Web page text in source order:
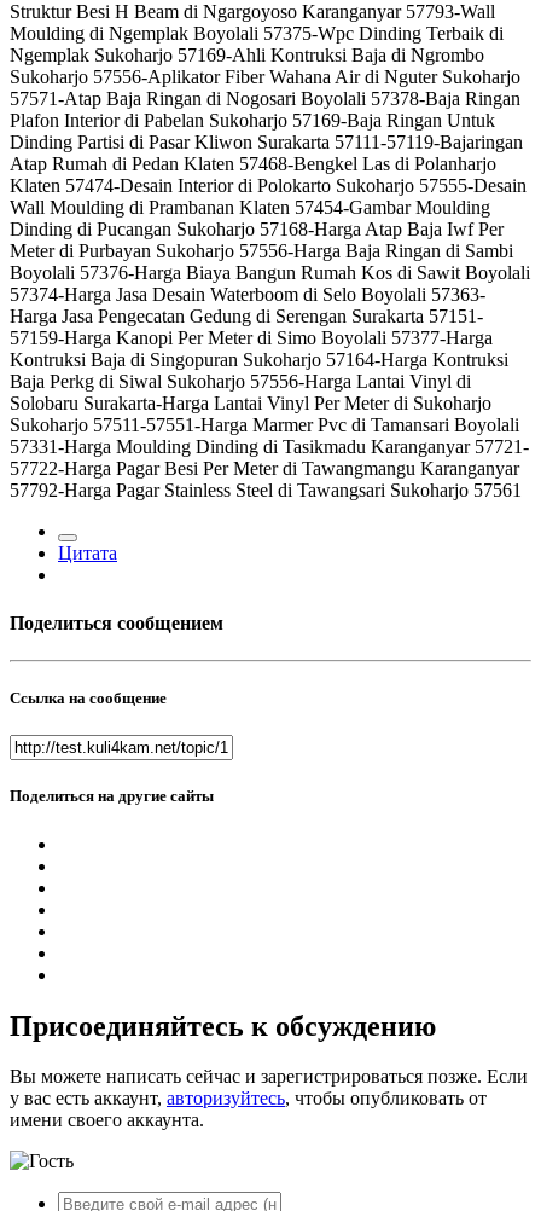
Struktur Besi H Beam di Ngargoyoso Karanganyar 57793-Wall
Moulding di Ngemplak Boyolali 57375-Wpc Dinding Terbaik di
Ngemplak Sukoharjo 57169-Ahli Kontruksi Baja di Ngrombo
Sukoharjo 57556-Aplikator Fiber Wahana Air di Nguter Sukoharjo
57571-Atap Baja Ringan di Nogosari Boyolali 57378-Baja Ringan
Plafon Interior di Pabelan Sukoharjo 57169-Baja Ringan Untuk
Dinding Partisi di Pasar Kliwon Surakarta 57111-57119-Bajaringan
Atap Rumah di Pedan Klaten 57468-Bengkel Las di Polanharjo
Klaten 57474-Desain Interior di Polokarto Sukoharjo 57555-Desain
Wall Moulding di Prambanan Klaten 57454-Gambar Moulding
Dinding di Pucangan Sukoharjo 57168-Harga Atap Baja Iwf Per
Meter di Purbayan Sukoharjo 57556-Harga Baja Ringan di Sambi
Boyolali 57376-Harga Biaya Bangun Rumah Kos di Sawit Boyolali
57374-Harga Jasa Desain Waterboom di Selo Boyolali 57363-
Harga Jasa Pengecatan Gedung di Serengan Surakarta 57151-
57159-Harga Kanopi Per Meter di Simo Boyolali 57377-Harga
Kontruksi Baja di Singopuran Sukoharjo 57164-Harga Kontruksi
Baja Perkg di Siwal Sukoharjo 57556-Harga Lantai Vinyl di
Solobaru Surakarta-Harga Lantai Vinyl Per Meter di Sukoharjo
Sukoharjo 57511-57551-Harga Marmer Pvc di Tamansari Boyolali
57331-Harga Moulding Dinding di Tasikmadu Karanganyar 57721-
57722-Harga Pagar Besi Per Meter di Tawangmangu Karanganyar
57792-Harga Pagar Stainless Steel di Tawangsari Sukoharjo 57561
Цитата
Поделиться сообщением
Ссылка на сообщение
Поделиться на другие сайты
Присоединяйтесь к обсуждению
Вы можете написать сейчас и зарегистрироваться позже. Если
у вас есть аккаунт, авторизуйтесь, чтобы опубликовать от
имени своего аккаунта.